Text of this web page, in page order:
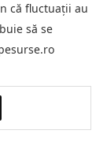
că fluctuații au
să se